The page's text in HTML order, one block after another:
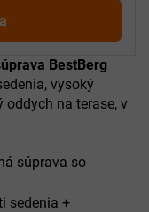
BestBerg
vysoký
na terase, v
súprava so
sedenia +